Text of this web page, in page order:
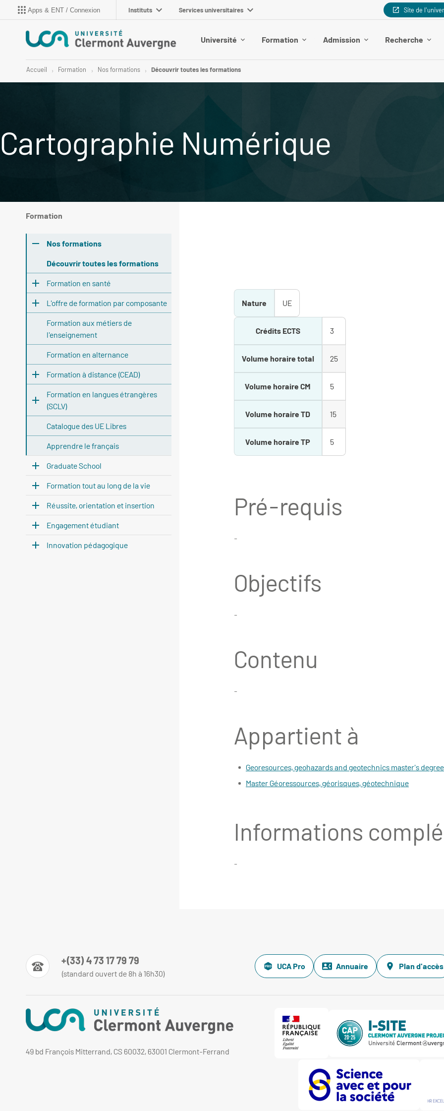
Apps & ENT / Connexion Instituts Services universitaires Site de
Université Formation Admission Recherche
Accueil Formation Nos formations Découvrir toutes les formations
Cartographie Numérique
Nature UE
Crédits ECTS 3
Volume horaire total 25
Volume horaire CM 5
Volume horaire TD 15
Volume horaire TP 5
Pré-requis
-
Objectifs
-
Contenu
-
Appartient à
Georesources, geohazards and geotechnics master's degree
Master Géoressources, géorisques, géotechnique
Informations
-
Formation
Nos formations
Découvrir toutes les formations
Formation en santé
L'offre de formation par composante
Formation aux métiers de
l'enseignement
Formation en alternance
Formation à distance (CEAD)
Formation en langues étrangères
(SCLV)
Catalogue des UE Libres
Apprendre le français
Graduate School
Formation tout au long de la vie
Réussite, orientation et insertion
Engagement étudiant
Innovation pédagogique
+(33) 4 73 17 79 79
(standard ouvert de 8h à 16h30)
UCA Pro Annuaire Plan d'accès
49 bd François Mitterrand, CS 60032, 63001 Clermont-Ferrand